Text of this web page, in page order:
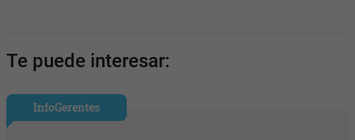
Te puede interesar:
InfoGerentes